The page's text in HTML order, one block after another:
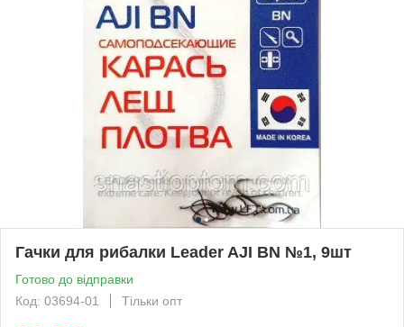
Гачки для рибалки Leader AJI BN №1, 9шт
Готово до відправки
Код: 03694-01
Тільки опт